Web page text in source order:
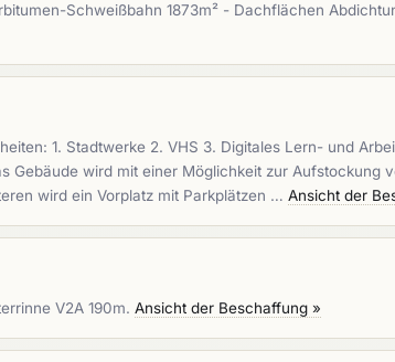
Schweißbahn 1873m² - Dachflächen
1. Stadtwerke 2. VHS 3. Digitales Lern- und
Gebäude wird mit einer Möglichkeit zur Aufstockung
wird ein Vorplatz mit Parkplätzen … Ansicht der
V2A 190m. Ansicht der Beschaffung »